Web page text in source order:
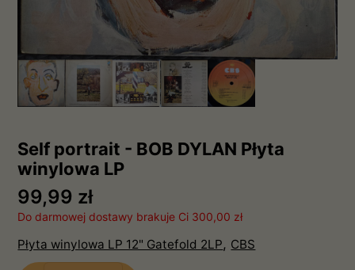
Self portrait - BOB DYLAN Płyta
winylowa LP
99,99 zł
Do darmowej dostawy brakuje Ci 300,00 zł
Płyta winylowa LP 12" Gatefold 2LP, CBS